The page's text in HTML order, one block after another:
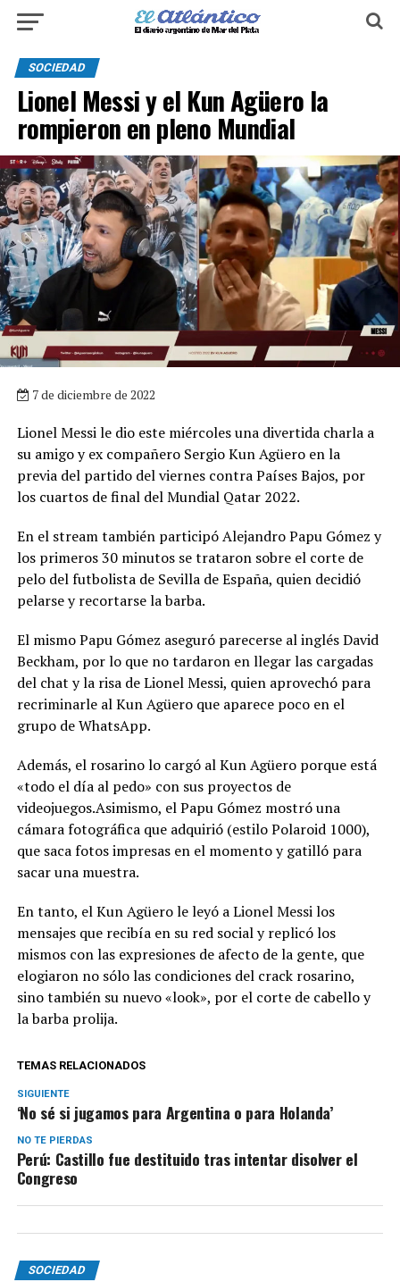
SOCIEDAD
Lionel Messi y el Kun Agüero la
rompieron en pleno Mundial
7 de diciembre de 2022
Lionel Messi le dio este miércoles una divertida charla a
su amigo y ex compañero Sergio Kun Agüero en la
previa del partido del viernes contra Países Bajos, por
los cuartos de final del Mundial Qatar 2022.
En el stream también participó Alejandro Papu Gómez y
los primeros 30 minutos se trataron sobre el corte de
pelo del futbolista de Sevilla de España, quien decidió
pelarse y recortarse la barba.
El mismo Papu Gómez aseguró parecerse al inglés David
Beckham, por lo que no tardaron en llegar las cargadas
del chat y la risa de Lionel Messi, quien aprovechó para
recriminarle al Kun Agüero que aparece poco en el
grupo de WhatsApp.
Además, el rosarino lo cargó al Kun Agüero porque está
«todo el día al pedo» con sus proyectos de
videojuegos.Asimismo, el Papu Gómez mostró una
cámara fotográfica que adquirió (estilo Polaroid 1000),
que saca fotos impresas en el momento y gatilló para
sacar una muestra.
En tanto, el Kun Agüero le leyó a Lionel Messi los
mensajes que recibía en su red social y replicó los
mismos con las expresiones de afecto de la gente, que
elogiaron no sólo las condiciones del crack rosarino,
sino también su nuevo «look», por el corte de cabello y
la barba prolija.
TEMAS RELACIONADOS
SIGUIENTE
‘No sé si jugamos para Argentina o para Holanda’
NO TE PIERDAS
Perú: Castillo fue destituido tras intentar disolver el
Congreso
SOCIEDAD